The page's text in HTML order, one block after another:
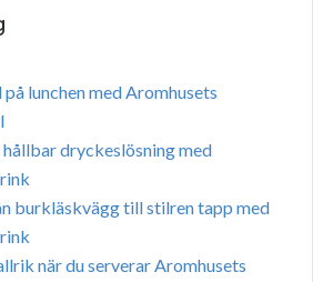
lunchen med Aromhusets
hållbar dryckeslösning med
burkläskvägg till stilren tapp med
när du serverar Aromhusets